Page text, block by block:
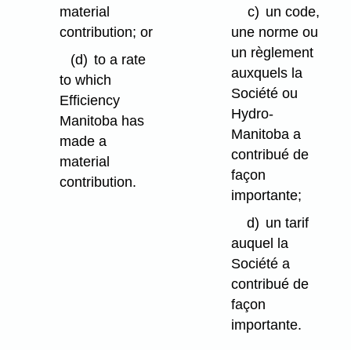
material
contribution; or
(d) to a rate
to which
Efficiency
Manitoba has
made a
material
contribution.
c) un code,
une norme ou
un règlement
auxquels la
Société ou
Hydro-
Manitoba a
contribué de
façon
importante;
d) un tarif
auquel la
Société a
contribué de
façon
importante.